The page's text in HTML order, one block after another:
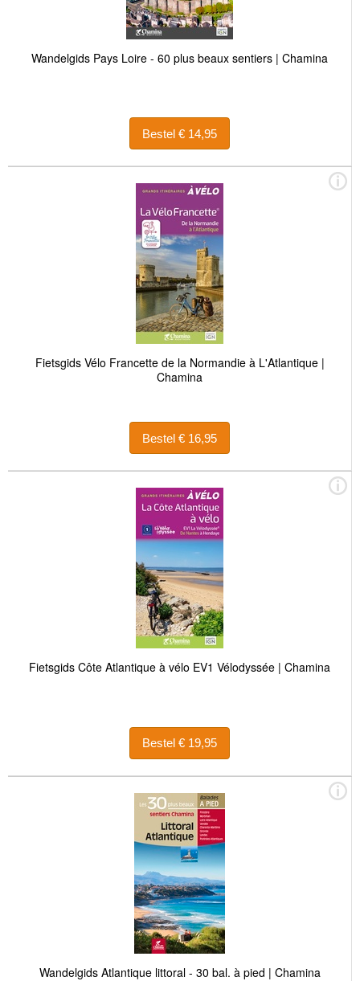
Wandelgids Pays Loire - 60 plus beaux sentiers | Chamina
Bestel € 14,95
Fietsgids Vélo Francette de la Normandie à L'Atlantique |
Chamina
Bestel € 16,95
Fietsgids Côte Atlantique à vélo EV1 Vélodyssée | Chamina
Bestel € 19,95
Wandelgids Atlantique littoral - 30 bal. à pied | Chamina